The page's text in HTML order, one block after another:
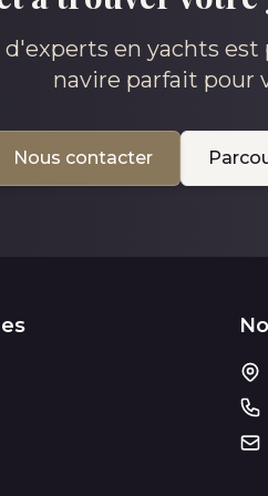
en yachts est
navire parfait pour
Nous contacter